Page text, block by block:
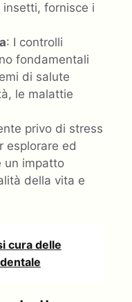
fornisce i
: I controlli
fondamentali
di salute
le malattie
privo di stress
esplorare ed
un impatto
della vita e
cura delle